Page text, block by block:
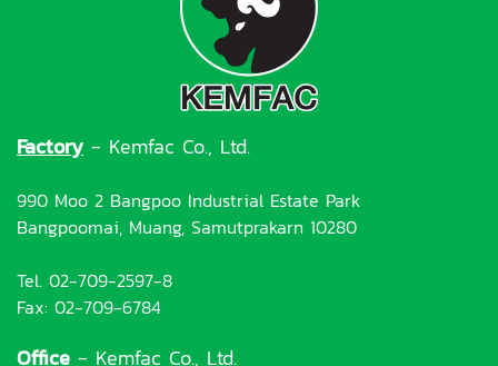
Factory - Kemfac Co., Ltd.
990 Moo 2 Bangpoo Industrial Estate Park
Bangpoomai, Muang, Samutprakarn 10280
Tel. 02-709-2597-8
Fax: 02-709-6784
Office - Kemfac Co., Ltd.